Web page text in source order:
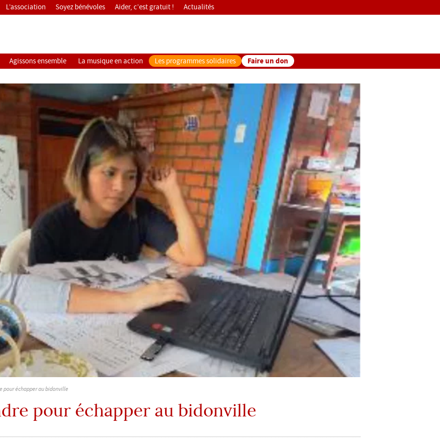
Agissons ensemble La musique en action Les programmes solidaires Faire un don
L’association Soyez bénévoles Aider, c’est gratuit ! Actualités
pour échapper au bidonville
pour échapper au bidonville